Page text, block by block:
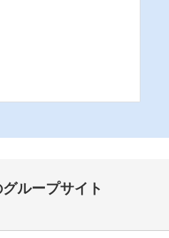
ループサイト